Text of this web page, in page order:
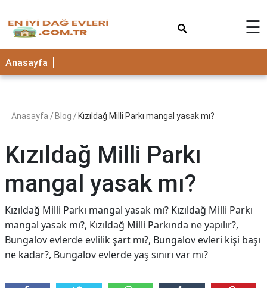
☰
Anasayfa
Anasayfa Blog Kızıldağ Milli Parkı mangal yasak mı?
Kızıldağ Milli Parkı
mangal yasak mı?
Kızıldağ Milli Parkı mangal yasak mı? Kızıldağ Milli Parkı
mangal yasak mı?, Kızıldağ Milli Parkında ne yapılır?,
Bungalov evlerde evlilik şart mı?, Bungalov evleri kişi başı
ne kadar?, Bungalov evlerde yaş sınırı var mı?